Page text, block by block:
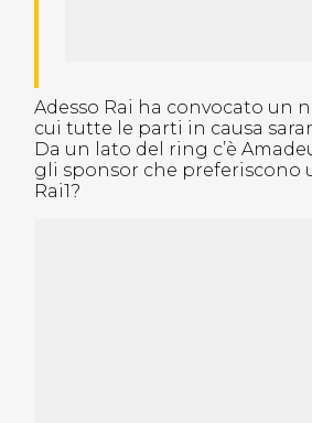
Adesso Rai ha convocato un
cui tutte le parti in causa
Da un lato del ring c’è
gli sponsor che preferiscono
Rai1?